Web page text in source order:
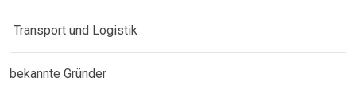
Transport und Logistik
bekannte Gründer